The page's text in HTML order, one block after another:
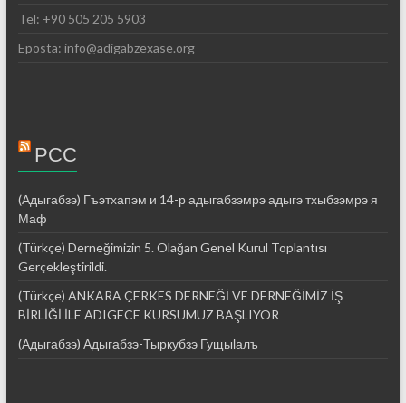
Tel: +90 505 205 5903
Eposta: info@adigabzexase.org
РСС
(Адыгабзэ) Гъэтхапэм и 14-р адыгабзэмрэ адыгэ тхыбзэмрэ я
Маф
(Türkçe) Derneğimizin 5. Olağan Genel Kurul Toplantısı
Gerçekleştirildi.
(Türkçe) ANKARA ÇERKES DERNEĞİ VE DERNEĞİMİZ İŞ
BİRLİĞİ İLE ADIGECE KURSUMUZ BAŞLIYOR
(Адыгабзэ) Адыгабзэ-Тыркубзэ Гущыӏалъ